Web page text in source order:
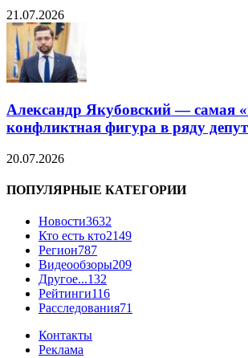
21.07.2026
Александр Якубовский — самая
конфликтная фигура в ряду
20.07.2026
ПОПУЛЯРНЫЕ КАТЕГОРИИ
Новости3632
Кто есть кто2149
Регион787
Видеообзоры209
Другое...132
Рейтинги116
Расследования71
Контакты
Реклама